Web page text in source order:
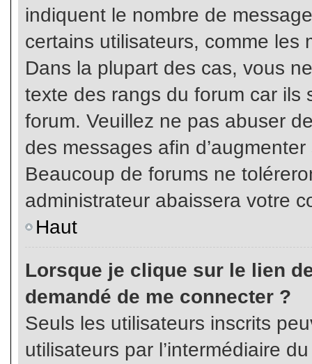
indiquent le nombre de
certains utilisateurs, comme les
Dans la plupart des cas, vous
texte des rangs du forum car ils
forum. Veuillez ne pas abuser
des messages afin
Beaucoup de forums ne
administrateur abaissera votre
Haut
Lorsque je clique sur le lien
demandé de me connecter ?
Seuls les utilisateurs inscrits
utilisateurs par l’intermédiaire